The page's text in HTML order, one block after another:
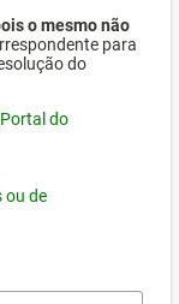
o mesmo não
para
do
do
ou de